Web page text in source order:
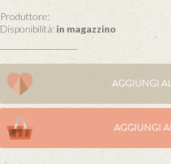
Produttore:
Disponibilità: in magazzino
AGGIUNGI
AGGIUNGI